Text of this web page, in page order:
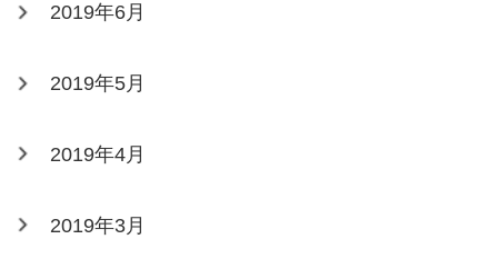
2019年6月
2019年5月
2019年4月
2019年3月